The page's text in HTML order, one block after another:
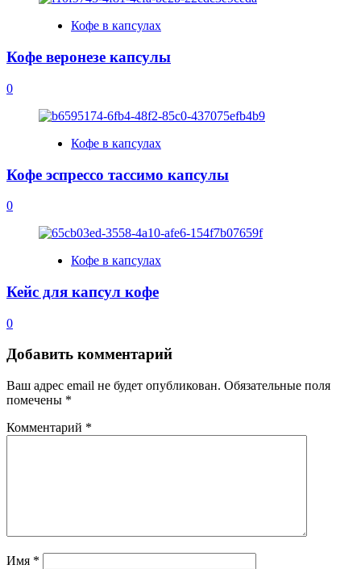
Кофе в капсулах
Кофе веронезе капсулы
0
Кофе в капсулах
Кофе эспрессо тассимо капсулы
0
Кофе в капсулах
Кейс для капсул кофе
0
Добавить комментарий
Ваш адрес email не будет опубликован. Обязательные поля
помечены *
Комментарий *
Имя *